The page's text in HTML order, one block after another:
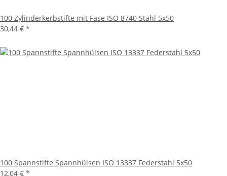
100 Zylinderkerbstifte mit Fase ISO 8740 Stahl 5x50
30,44 € *
100 Spannstifte Spannhülsen ISO 13337 Federstahl 5x50
12,04 € *